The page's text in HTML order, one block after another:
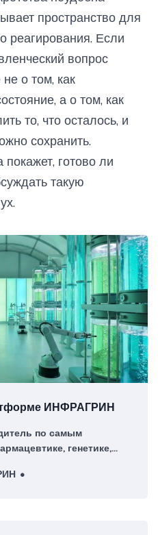
пространство для
реагирования. Если
вопрос
о том, как
а о том, как
то, что осталось, и
сохранить.
готово ли
такую
ИНФРАГРИН
по самым
генетике,
где биология и